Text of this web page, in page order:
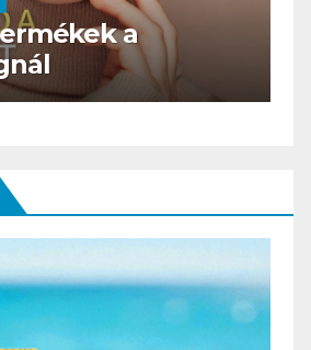
CSAJOK SZÉPSÉG
HERBioticum